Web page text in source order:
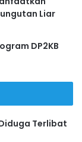
Liar
DP2KB
Terlibat